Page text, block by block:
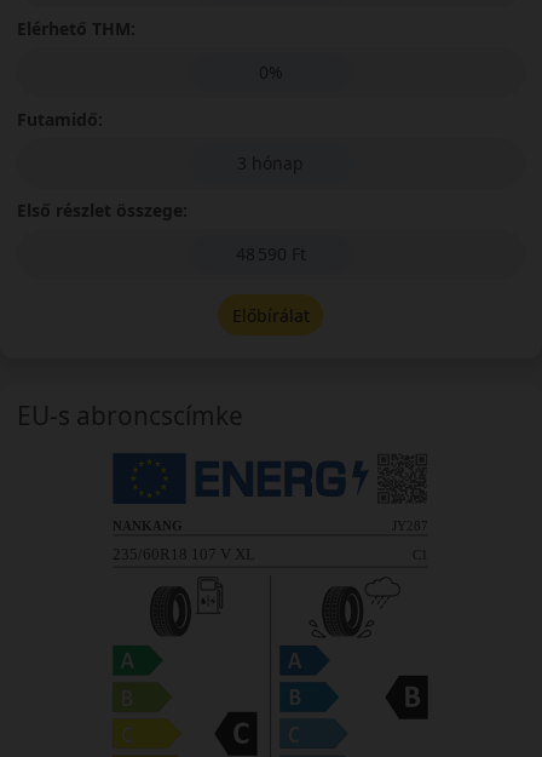
Elérhető THM:
0%
Futamidő:
3 hónap
Első részlet összege:
48 590 Ft
Előbírálat
EU-s abroncscímke